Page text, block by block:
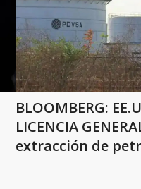
BLOOMBERG:
LICENCIA
extracción de